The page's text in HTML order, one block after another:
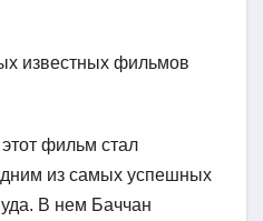
известных фильмов
фильм стал
из самых успешных
В нем Баччан